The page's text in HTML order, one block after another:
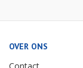
OVER ONS